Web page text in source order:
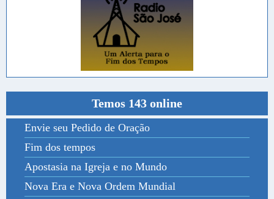
Temos 143 online
Envie seu Pedido de Oração
Fim dos tempos
Apostasia na Igreja e no Mundo
Nova Era e Nova Ordem Mundial